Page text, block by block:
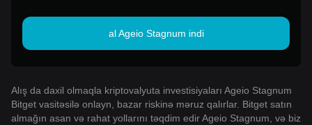
al Ageio Stagnum indi
Alış da daxil olmaqla kriptovalyuta investisiyaları Ageio Stagnum
Bitget vasitəsilə onlayn, bazar riskinə məruz qalırlar. Bitget satın
almağın asan və rahat yollarını təqdim edir Ageio Stagnum, və biz